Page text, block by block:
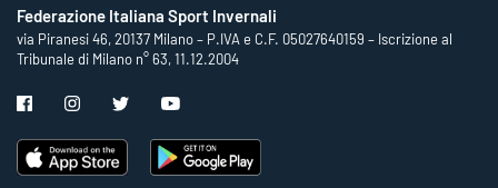
Federazione Italiana Sport Invernali
via Piranesi 46, 20137 Milano – P.IVA e C.F. 05027640159 – Iscrizione al
Tribunale di Milano n° 63, 11.12.2004